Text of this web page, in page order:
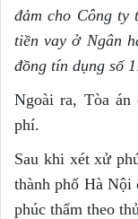
đảm cho Công ty
tiền vay ở Ngân
đồng tín dụng số 1
Ngoài ra, Tòa án
phí.
Sau khi xét xử
thành phố Hà Nội
phúc thẩm theo